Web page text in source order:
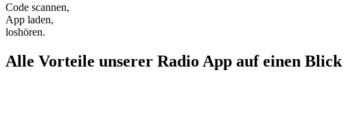
Code scannen,
App laden,
loshören.
Alle Vorteile unserer Radio App auf einen Blick